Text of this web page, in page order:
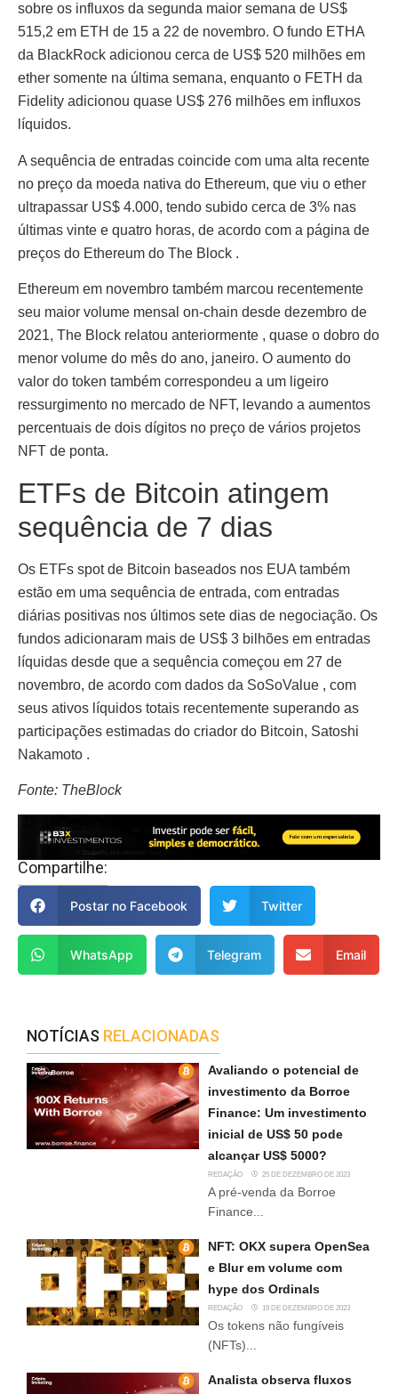
sobre os influxos da segunda maior semana de US$
515,2 em ETH de 15 a 22 de novembro. O fundo ETHA
da BlackRock adicionou cerca de US$ 520 milhões em
ether somente na última semana, enquanto o FETH da
Fidelity adicionou quase US$ 276 milhões em influxos
líquidos.
A sequência de entradas coincide com uma alta recente
no preço da moeda nativa do Ethereum, que viu o ether
ultrapassar US$ 4.000, tendo subido cerca de 3% nas
últimas vinte e quatro horas, de acordo com a página de
preços do Ethereum do The Block .
Ethereum em novembro também marcou recentemente
seu maior volume mensal on-chain desde dezembro de
2021, The Block relatou anteriormente , quase o dobro do
menor volume do mês do ano, janeiro. O aumento do
valor do token também correspondeu a um ligeiro
ressurgimento no mercado de NFT, levando a aumentos
percentuais de dois dígitos no preço de vários projetos
NFT de ponta.
ETFs de Bitcoin atingem
sequência de 7 dias
Os ETFs spot de Bitcoin baseados nos EUA também
estão em uma sequência de entrada, com entradas
diárias positivas nos últimos sete dias de negociação. Os
fundos adicionaram mais de US$ 3 bilhões em entradas
líquidas desde que a sequência começou em 27 de
novembro, de acordo com dados da SoSoValue , com
seus ativos líquidos totais recentemente superando as
participações estimadas do criador do Bitcoin, Satoshi
Nakamoto .
Fonte: TheBlock
Compartilhe:
Postar no Facebook Twitter
WhatsApp Telegram Email
NOTÍCIAS RELACIONADAS
Avaliando o potencial de
investimento da Borroe
Finance: Um investimento
inicial de US$ 50 pode
alcançar US$ 5000?
REDAÇÃO 25 DE DEZEMBRO DE 2023
A pré-venda da Borroe
Finance...
NFT: OKX supera OpenSea
e Blur em volume com
hype dos Ordinals
REDAÇÃO 19 DE DEZEMBRO DE 2023
Os tokens não fungíveis
(NFTs)...
Analista observa fluxos